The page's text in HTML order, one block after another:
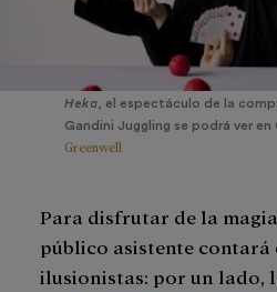
Heka , el espectáculo de la
Gandini Juggling se podrá ver en
Greenwell
Para disfrutar de la
público asistente contará
ilusionistas: por un lado,